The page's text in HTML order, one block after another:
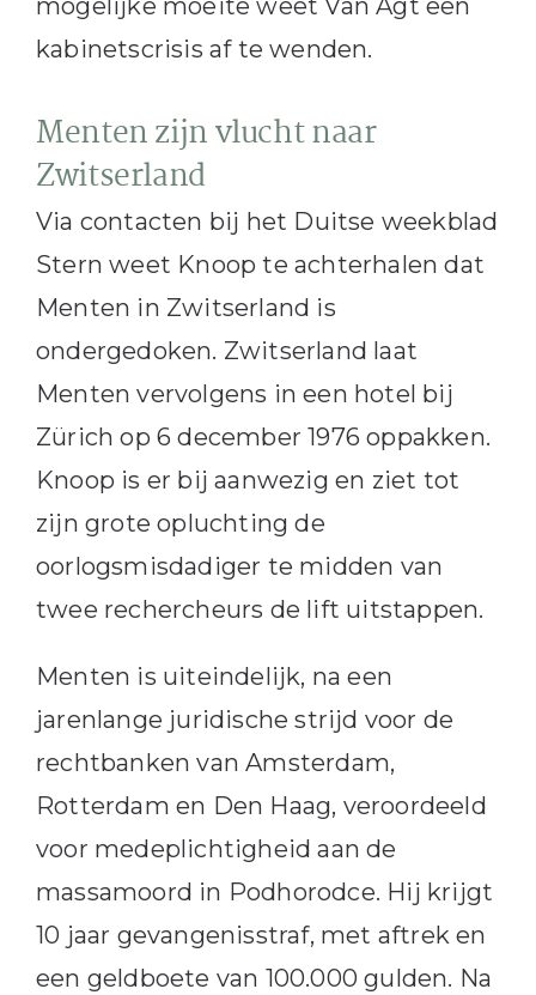
kabinetscrisis af te wenden.
Menten zijn vlucht naar
Zwitserland
Via contacten bij het Duitse weekblad
Stern weet Knoop te achterhalen dat
Menten in Zwitserland is
ondergedoken. Zwitserland laat
Menten vervolgens in een hotel bij
Zürich op 6 december 1976 oppakken.
Knoop is er bij aanwezig en ziet tot
zijn grote opluchting de
oorlogsmisdadiger te midden van
twee rechercheurs de lift uitstappen.
Menten is uiteindelijk, na een
jarenlange juridische strijd voor de
rechtbanken van Amsterdam,
Rotterdam en Den Haag, veroordeeld
voor medeplichtigheid aan de
massamoord in Podhorodce. Hij krijgt
10 jaar gevangenisstraf, met aftrek en
een geldboete van 100.000 gulden. Na